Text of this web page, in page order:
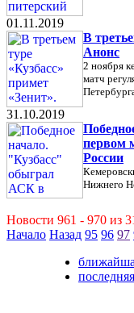
01.11.2019
В
Анонс
2 ноября
матч
31.10.2019
первом
России
Нижнего
Новости 961 - 970 из
Начало Назад 95 96 97